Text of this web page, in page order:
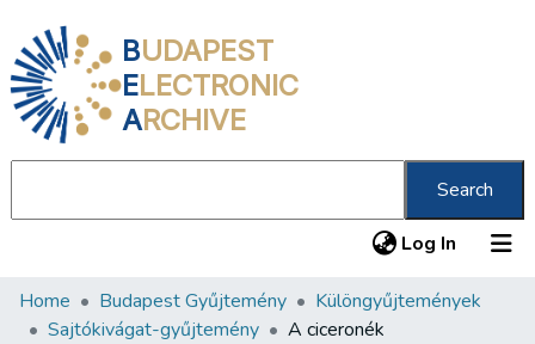
BUDAPEST
ELECTRONIC
ARCHIVE
Search
Log In (current)
Communities & Collections
Home Budapest Gyűjtemény
Különgyűjtemények
Sajtókivágat-gyűjtemény
A ciceronék